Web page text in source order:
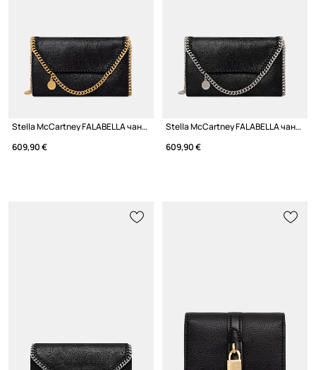
Stella McCartney FALABELLA чанта crossbody дамска
609,90 €
Stella McCartney FALABELLA чанта crossbody дамска
609,90 €